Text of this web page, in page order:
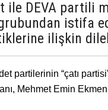
ile DEVA partili
istifa
ilişkin
partilerinin “çatı
Mehmet Emin